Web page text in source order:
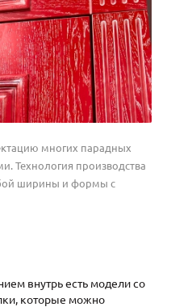
многих парадных
Технология производства
ширины и формы с
внутрь есть модели со
которые можно